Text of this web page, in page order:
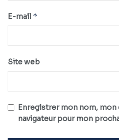
E-mail *
Site web
Enregistrer mon nom,
navigateur pour mon